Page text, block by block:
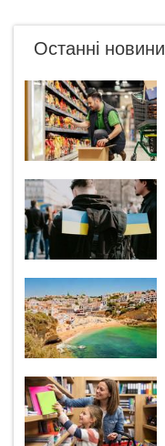
Останні новини